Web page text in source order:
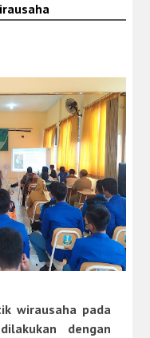
wirausaha pada
dengan